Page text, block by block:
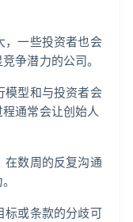
，一些投资者也会
争潜力的公司。
模型和与投资者会
通常会让创始人
在数周的反复沟通
标或条款的分歧可